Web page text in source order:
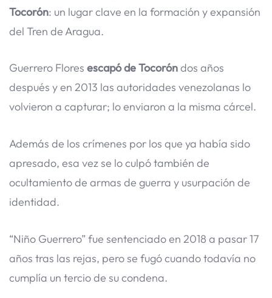
Tocorón: un lugar clave en la formación y expansión
del Tren de Aragua.
Guerrero Flores escapó de Tocoróndos años
después y en 2013 las autoridades venezolanas lo
volvieron a capturar; lo enviaron a la misma cárcel.
Además de los crímenes por los que ya había sido
apresado, esa vez se lo culpó también de
ocultamiento de armas de guerra y usurpación de
identidad.
“Niño Guerrero” fue sentenciado en 2018 a pasar 17
años tras las rejas, pero se fugó cuando todavía no
cumplía un tercio de su condena.